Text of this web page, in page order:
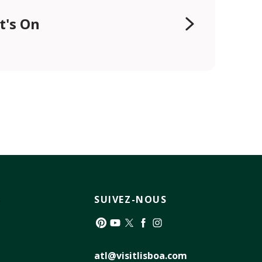
On
SUIVEZ-NOUS
atl@visitlisboa.com